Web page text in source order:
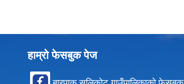
हाम्रो फेसबुक पेज